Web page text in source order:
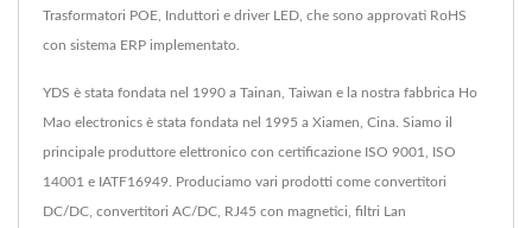
Trasformatori POE, Induttori e driver LED, che sono approvati RoHS
con sistema ERP implementato.
YDS è stata fondata nel 1990 a Tainan, Taiwan e la nostra fabbrica Ho
Mao electronics è stata fondata nel 1995 a Xiamen, Cina. Siamo il
principale produttore elettronico con certificazione ISO 9001, ISO
14001 e IATF16949. Produciamo vari prodotti come convertitori
DC/DC, convertitori AC/DC, RJ45 con magnetici, filtri Lan